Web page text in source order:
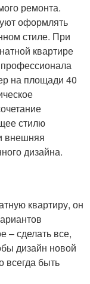
ремонта.
оформлять
стиле. При
квартире
на площади 40
стилю
внешняя
дизайна.
квартиру, он
– сделать все,
дизайн новой
всегда быть